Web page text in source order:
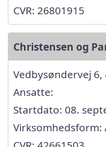
CVR: 26801915
Christensen og
Vedbysøndervej 6,
Ansatte:
Startdato: 08.
Virksomhedsform: